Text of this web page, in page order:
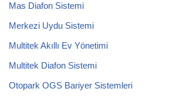
Mas Diafon Sistemi
Merkezi Uydu Sistemi
Multitek Akıllı Ev Yönetimi
Multitek Diafon Sistemi
Otopark OGS Bariyer Sistemleri